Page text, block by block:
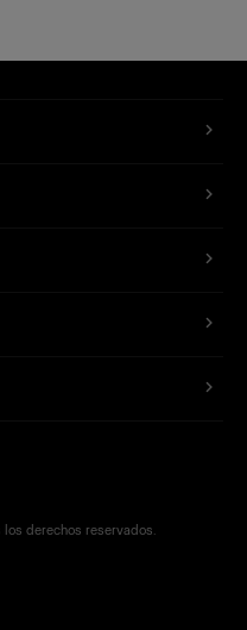
derechos reservados.